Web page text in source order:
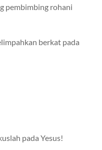
pembimbing rohani
berkat pada
pada Yesus!